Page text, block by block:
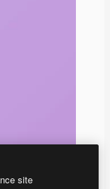
site